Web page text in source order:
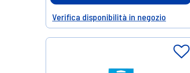
Help
Verifica disponibilità in negozio